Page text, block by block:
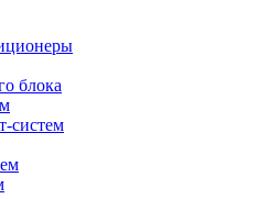
блока
систем